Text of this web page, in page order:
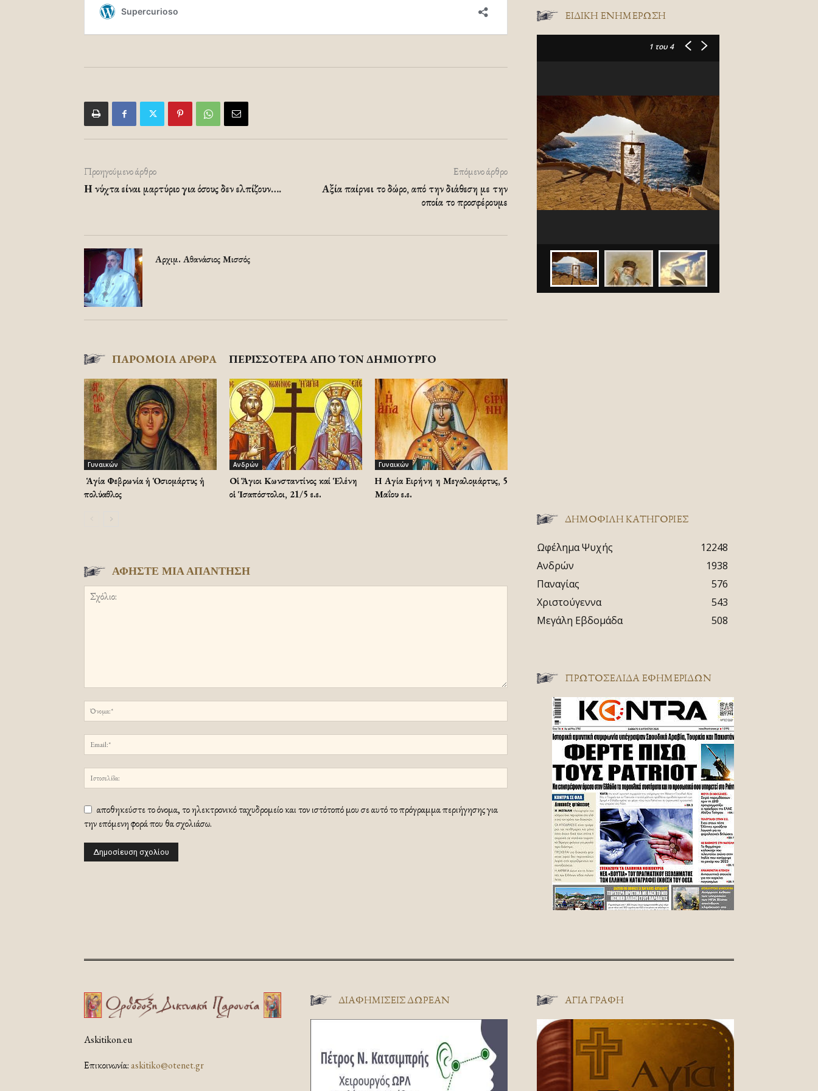
Προηγούμενο άρθρο
Η νύχτα είναι μαρτύριο για όσους δεν ελπίζουν….
Επόμενο άρθρο
Αξία παίρνει το δώρο, από την διάθεση με την
οποία το προσφέρουμε
Αρχιμ. Αθανάσιος Μισσός
ΠΑΡΟΜΟΙΑ ΑΡΘΡΑ ΠΕΡΙΣΣΟΤΕΡΑ ΑΠΟ ΤΟΝ ΔΗΜΙΟΥΡΓΟ
Γυναικών
Ἡ Ἁγία Φεβρωνία ἡ Ὁσιομάρτυς ἡ
πολύαθλος
Ανδρών
Οἱ Ἅγιοι Κωνσταντίνος καί Ἑλένη
οἱ Ἱσαπόστολοι, 21/5 ε.ε.
Γυναικών
Η Αγία Ειρήνη η Μεγαλομάρτυς, 5
Μαΐου ε.ε.
ΑΦΗΣΤΕ ΜΙΑ ΑΠΑΝΤΗΣΗ
αποθηκεύστε το όνομα, το ηλεκτρονικό ταχυδρομείο και τον ιστότοπό μου σε αυτό το πρόγραμμα περιήγησης για
την επόμενη φορά που θα σχολιάσω.
ΕΙΔΙΚΉ ΕΝΗΜΈΡΩΣΗ
1 του 4
ΔΗΜΟΦΙΛΗ ΚΑΤΗΓΟΡΙΕΣ
Ωφέλημα Ψυχής
12248
Ανδρών
1938
Παναγίας
576
Χριστούγεννα
543
Μεγάλη Εβδομάδα
508
ΠΡΩΤΟΣΈΛΙΔΑ ΕΦΗΜΕΡΊΔΩΝ
Askitikon.eu
Επικοινωνία:askitiko@otenet.gr
ΔΙΑΦΗΜΊΣΕΙΣ ΔΩΡΕΆΝ ΑΓΊΑ ΓΡΑΦΉ